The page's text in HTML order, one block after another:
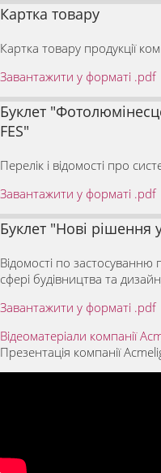
Картка товару
Картка товару продукції
Завантажити у форматі .pdf
Буклет
FES"
Перелік і відомості про
Завантажити у форматі .pdf
Буклет "Нові рішення
Відомості по застосуванню
сфері будівництва та
Завантажити у форматі .pdf
Відеоматеріали компанії
Презентація компанії